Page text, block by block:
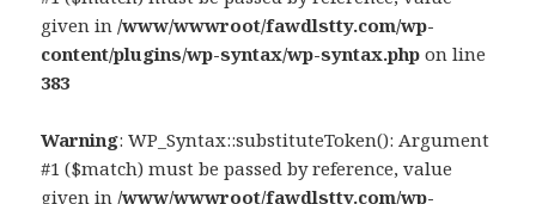
given in/www/wwwroot/fawdlstty.com/wp-
content/plugins/wp-syntax/wp-syntax.php on line
383
Warning: WP_Syntax::substituteToken(): Argument
#1 ($match) must be passed by reference, value
given in/www/wwwroot/fawdlstty.com/wp-